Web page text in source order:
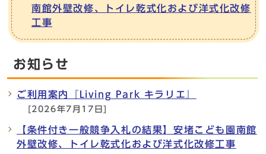
南館外壁改修、トイレ乾式化および洋式化改修
工事
お知らせ
ご利用案内『Living Park キラリエ』
[2026年7月17日]
【条件付き一般競争入札の結果】安堵こども園南館
外壁改修、トイレ乾式化および洋式化改修工事